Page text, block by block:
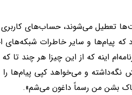
تعطیل می‌شوند، حساب‌های
که پیام‌ها و سایر خاطرات
اینه که از این چیزا هر چند تا
و می‌خواهد کپی پیام‌ها را
بشن من رسماً داغون می‌شم».